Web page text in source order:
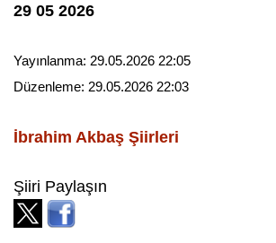
29 05 2026
Yayınlanma: 29.05.2026 22:05
Düzenleme: 29.05.2026 22:03
İbrahim Akbaş Şiirleri
Şiiri Paylaşın